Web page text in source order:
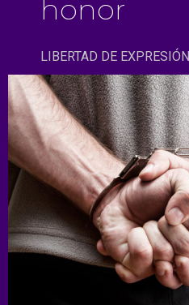
honor
LIBERTAD DE EXPRESIÓN